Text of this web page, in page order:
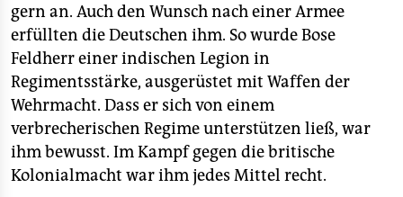
gern an. Auch den Wunsch nach einer Armee
erfüllten die Deutschen ihm. So wurde Bose
Feldherr einer indischen Legion in
Regimentsstärke, ausgerüstet mit Waffen der
Wehrmacht. Dass er sich von einem
verbrecherischen Regime unterstützen ließ, war
ihm bewusst. Im Kampf gegen die britische
Kolonialmacht war ihm jedes Mittel recht.